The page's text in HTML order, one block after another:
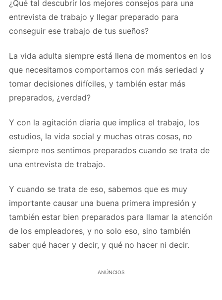
¿Qué tal descubrir los mejores consejos para una
entrevista de trabajo y llegar preparado para
conseguir ese trabajo de tus sueños?
La vida adulta siempre está llena de momentos en los
que necesitamos comportarnos con más seriedad y
tomar decisiones difíciles, y también estar más
preparados, ¿verdad?
Y con la agitación diaria que implica el trabajo, los
estudios, la vida social y muchas otras cosas, no
siempre nos sentimos preparados cuando se trata de
una entrevista de trabajo.
Y cuando se trata de eso, sabemos que es muy
importante causar una buena primera impresión y
también estar bien preparados para llamar la atención
de los empleadores, y no solo eso, sino también
saber qué hacer y decir, y qué no hacer ni decir.
ANÚNCIOS